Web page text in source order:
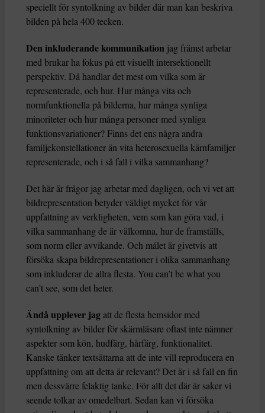
speciellt för syntolkning av bilder där man kan beskriva
bilden på hela 400 tecken.
Den inkluderande kommunikation jag främst arbetar
med brukar ha fokus på ett visuellt intersektionellt
perspektiv. Då handlar det mest om vilka som är
representerade, och hur. Hur många vita och
normfunktionella på bilderna, hur många synliga
minoriteter och hur många personer med synliga
funktionsvariationer? Finns det ens några andra
familjekonstellationer än vita heterosexuella kärnfamiljer
representerade, och i så fall i vilka sammanhang?
Det här är frågor jag arbetar med dagligen, och vi vet att
bildrepresentation betyder väldigt mycket för vår
uppfattning av verkligheten, vem som kan göra vad, i
vilka sammanhang de är välkomna, hur de framställs,
som norm eller avvikande. Och målet är givetvis att
försöka skapa bildrepresentationer i olika sammanhang
som inkluderar de allra flesta. You can’t be what you
can’t see, som det heter.
Ändå upplever jagatt de flesta hemsidor med
syntolkning av bilder för skärmläsare oftast inte nämner
aspekter som kön, hudfärg, hårfärg, funktionalitet.
Kanske tänker textsättarna att de inte vill reproducera en
uppfattning om att detta är relevant? Det är i så fall en fin
men dessvärre felaktig tanke. För allt det där är saker vi
seende tolkar av omedelbart. Sedan kan vi försöka